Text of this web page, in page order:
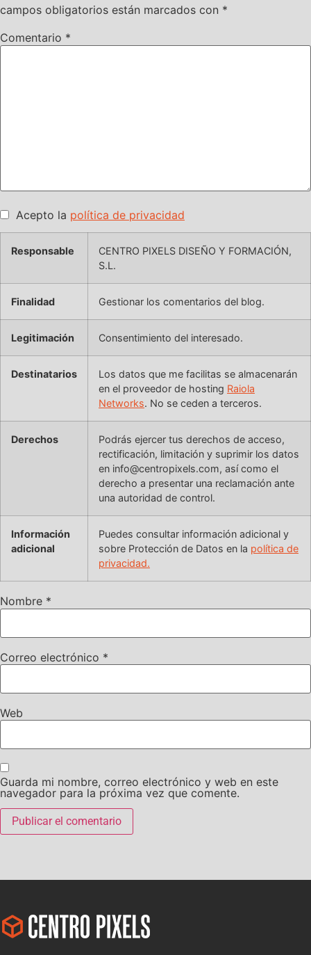
campos obligatorios están marcados con *
Comentario *
Acepto la política de privacidad
Responsable
CENTRO PIXELS DISEÑO Y FORMACIÓN,
S.L.
Finalidad Gestionar los comentarios del blog.
Legitimación Consentimiento del interesado.
Destinatarios
Los datos que me facilitas se almacenarán
en el proveedor de hosting Raiola
Networks. No se ceden a terceros.
Derechos
Podrás ejercer tus derechos de acceso,
rectificación, limitación y suprimir los datos
en info@centropixels.com, así como el
derecho a presentar una reclamación ante
una autoridad de control.
Información
adicional
Puedes consultar información adicional y
sobre Protección de Datos en la política de
privacidad.
Nombre *
Correo electrónico *
Web
Guarda mi nombre, correo electrónico y web en este
navegador para la próxima vez que comente.